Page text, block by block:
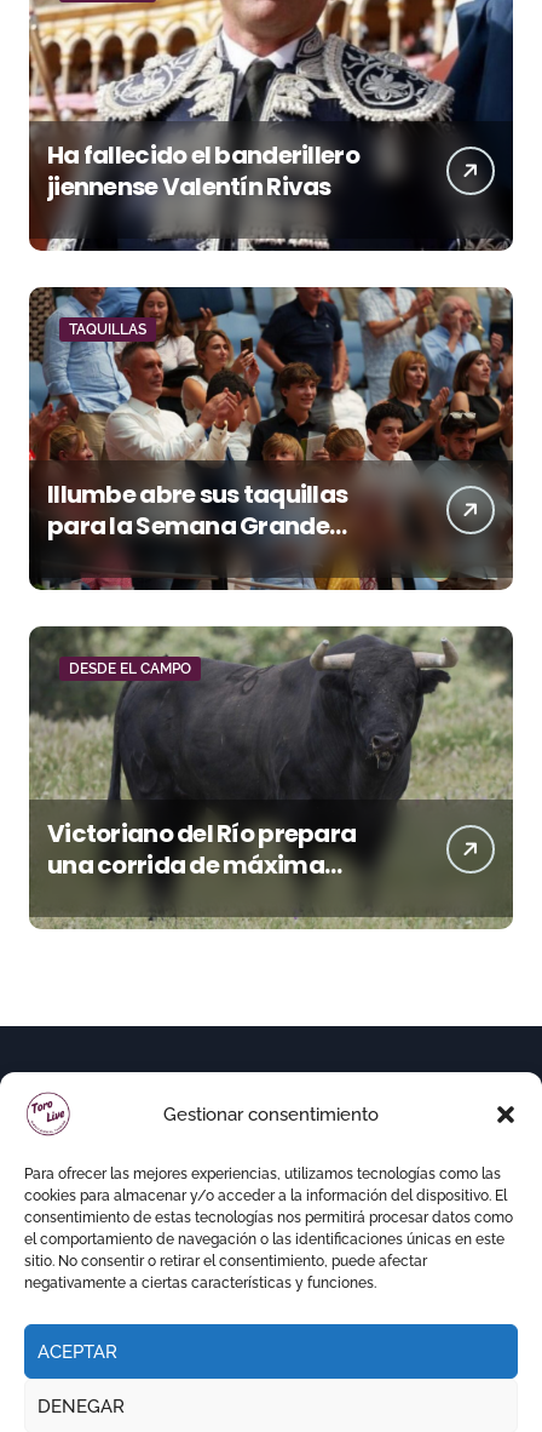
Gestionar consentimiento
Para ofrecer las mejores experiencias, utilizamos tecnologías como las
cookies para almacenar y/o acceder a la información del dispositivo. El
consentimiento de estas tecnologías nos permitirá procesar datos como
el comportamiento de navegación o las identificaciones únicas en este
sitio. No consentir o retirar el consentimiento, puede afectar
negativamente a ciertas características y funciones.
ACEPTAR
DENEGAR
Ha fallecido el banderillero
jiennense Valentín Rivas
TAQUILLAS
Illumbe abre sus taquillas
para la Semana Grande
Donostiarra
DESDE EL CAMPO
Victoriano del Río prepara
una corrida de máxima
seriedad para Ciudad Real
(En Vídeo)
Copyright © Todos los derechos reservados